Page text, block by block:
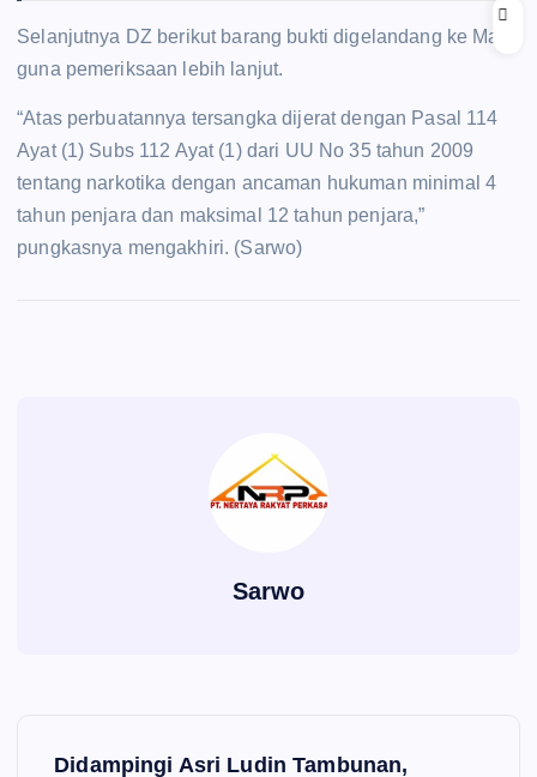
Selanjutnya DZ berikut barang bukti digelandang ke Mako
guna pemeriksaan lebih lanjut.
“Atas perbuatannya tersangka dijerat dengan Pasal 114
Ayat (1) Subs 112 Ayat (1) dari UU No 35 tahun 2009
tentang narkotika dengan ancaman hukuman minimal 4
tahun penjara dan maksimal 12 tahun penjara,”
pungkasnya mengakhiri. (Sarwo)
Sarwo
Didampingi Asri Ludin Tambunan,